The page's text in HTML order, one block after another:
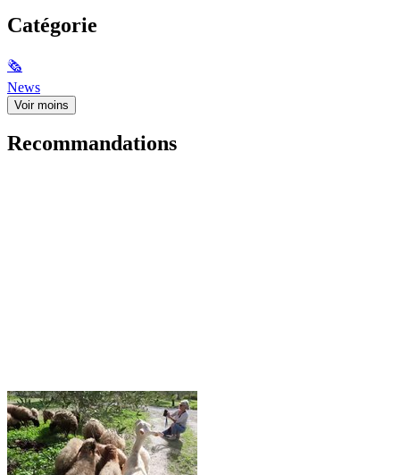
Catégorie
🗞
News
Voir moins
Recommandations